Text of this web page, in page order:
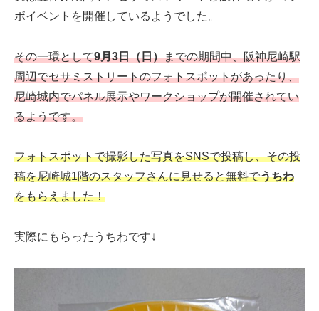
ボイベントを開催しているようでした。
その一環として9月3日（日）までの期間中、阪神尼崎駅
周辺でセサミストリートのフォトスポットがあったり、
尼崎城内でパネル展示やワークショップが開催されてい
るようです。
フォトスポットで撮影した写真をSNSで投稿し、その投
稿を尼崎城1階のスタッフさんに見せると無料でうちわ
をもらえました！
実際にもらったうちわです↓